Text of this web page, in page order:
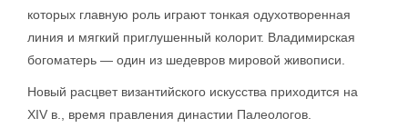
которых главную роль играют тонкая одухотворенная
линия и мягкий приглушенный колорит. Владимирская
богоматерь — один из шедевров мировой живописи.
Новый расцвет византийского искусства приходится на
XIV в., время правления династии Палеологов.